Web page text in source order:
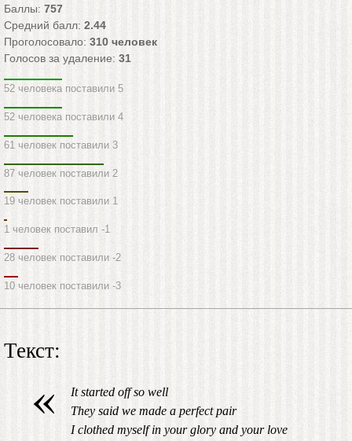
Баллы: 757
Средний балл: 2.44
Проголосовало: 310 человек
Голосов за удаление: 31
52 человека поставили 5
52 человека поставили 4
61 человек поставили 3
87 человек поставили 2
19 человек поставили 1
1 человек поставил -1
28 человек поставили -2
10 человек поставили -3
Текст:
«
It started off so well
They said we made a perfect pair
I clothed myself in your glory and your love